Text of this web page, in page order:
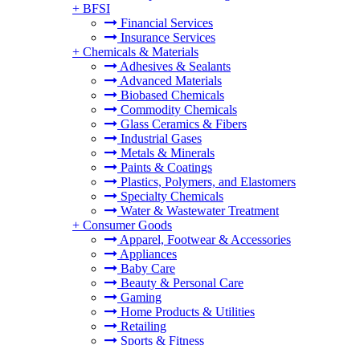
+ BFSI
Financial Services
Insurance Services
+ Chemicals & Materials
Adhesives & Sealants
Advanced Materials
Biobased Chemicals
Commodity Chemicals
Glass Ceramics & Fibers
Industrial Gases
Metals & Minerals
Paints & Coatings
Plastics, Polymers, and Elastomers
Specialty Chemicals
Water & Wastewater Treatment
+ Consumer Goods
Apparel, Footwear & Accessories
Appliances
Baby Care
Beauty & Personal Care
Gaming
Home Products & Utilities
Retailing
Sports & Fitness